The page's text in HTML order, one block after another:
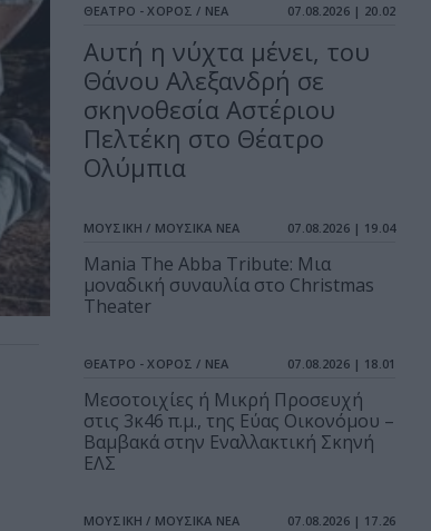
ΘΕΑΤΡΟ - ΧΟΡΟΣ / ΝΕΑ 07.08.2026 | 20.02
Αυτή η νύχτα μένει, του
Θάνου Αλεξανδρή σε
σκηνοθεσία Αστέριου
Πελτέκη στο Θέατρο
Ολύμπια
ΜΟΥΣΙΚΗ / ΜΟΥΣΙΚΑ ΝΕΑ 07.08.2026 | 19.04
Mania The Abba Tribute: Μια
μοναδική συναυλία στο Christmas
Theater
ΘΕΑΤΡΟ - ΧΟΡΟΣ / ΝΕΑ 07.08.2026 | 18.01
Μεσοτοιχίες ή Μικρή Προσευχή
στις 3κ46 π.μ., της Εύας Οικονόμου –
Βαμβακά στην Εναλλακτική Σκηνή
ΕΛΣ
ΜΟΥΣΙΚΗ / ΜΟΥΣΙΚΑ ΝΕΑ 07.08.2026 | 17.26